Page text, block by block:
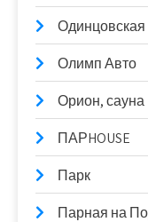
Одинцовская
Олимп Авто
Орион, сауна
ПАРHOUSE
Парк
Парная на